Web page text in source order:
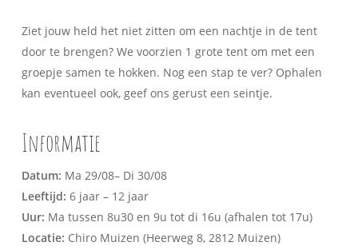
Ziet jouw held het niet zitten om een nachtje in de tent
door te brengen? We voorzien 1 grote tent om met een
groepje samen te hokken. Nog een stap te ver? Ophalen
kan eventueel ook, geef ons gerust een seintje.
Informatie
Datum: Ma 29/08– Di 30/08
Leeftijd: 6 jaar – 12 jaar
Uur: Ma tussen 8u30 en 9u tot di 16u (afhalen tot 17u)
Locatie: Chiro Muizen (Heerweg 8, 2812 Muizen)